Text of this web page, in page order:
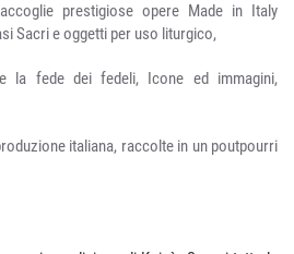
prestigiose opere Made in Italy
Sacri e oggetti per uso liturgico,
la fede dei fedeli, Icone ed immagini,
italiana, raccolte in un poutpourri